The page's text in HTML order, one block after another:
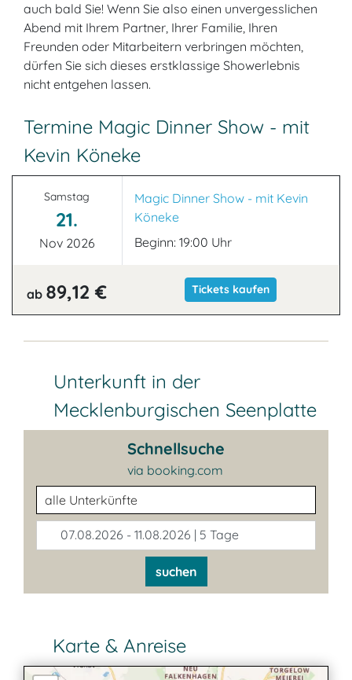
auch bald Sie! Wenn Sie also einen unvergesslichen
Abend mit Ihrem Partner, Ihrer Familie, Ihren
Freunden oder Mitarbeitern verbringen möchten,
dürfen Sie sich dieses erstklassige Showerlebnis
nicht entgehen lassen.
Termine Magic Dinner Show - mit
Kevin Köneke
Samstag
21.
Nov 2026
Magic Dinner Show - mit Kevin
Köneke
Beginn: 19:00 Uhr
ab 89,12 € Tickets kaufen
Unterkunft in der
Mecklenburgischen Seenplatte
Schnellsuche
via booking.com
Unterkunftsart
07.08.2026 - 11.08.2026 | 5 Tage
suchen
Karte & Anreise